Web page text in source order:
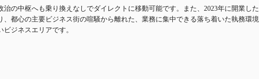
の中枢へも乗り換えなしでダイレクトに移動可能です。また、2023年に開業した
都心の主要ビジネス街の喧騒から離れた、業務に集中できる落ち着いた執務環境
ジネスエリアです。